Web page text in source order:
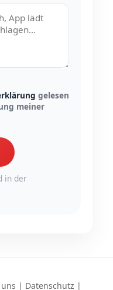
gelesen
meiner
in der
| Datenschutz |